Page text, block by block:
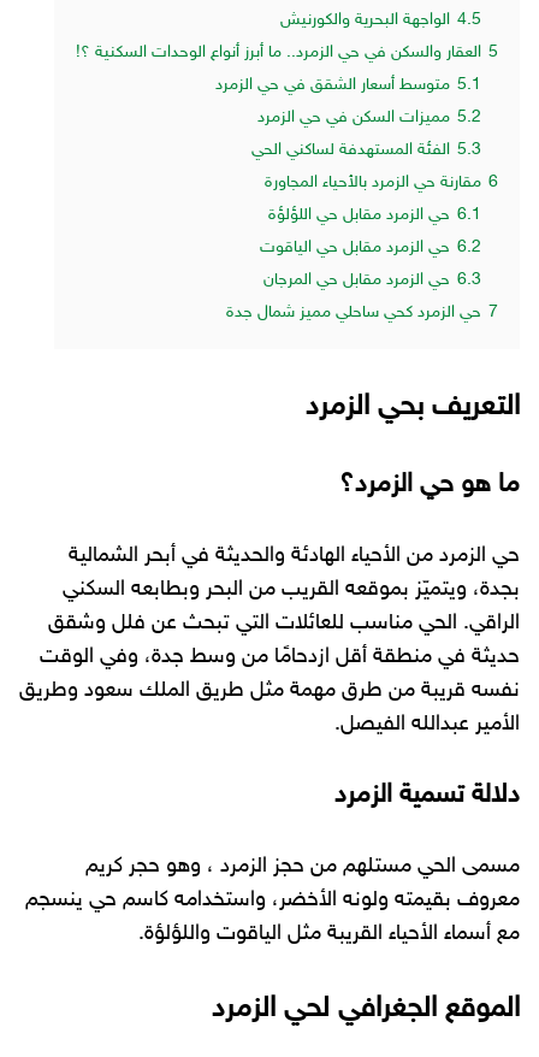
4.5 الواجهة البحرية والكورنيش
5 العقار والسكن في حي الزمرد.. ما أبرز أنواع الوحدات السكنية ؟!
5.1 متوسط أسعار الشقق في حي الزمرد
5.2 مميزات السكن في حي الزمرد
5.3 الفئة المستهدفة لساكني الحي
6 مقارنة حي الزمرد بالأحياء المجاورة
6.1 حي الزمرد مقابل حي اللؤلؤة
6.2 حي الزمرد مقابل حي الياقوت
6.3 حي الزمرد مقابل حي المرجان
7 حي الزمرد كحي ساحلي مميز شمال جدة
التعريف بحي الزمرد
ما هو حي الزمرد؟
حي الزمرد من الأحياء الهادئة والحديثة في أبحر الشمالية
بجدة، ويتميّز بموقعه القريب من البحر وبطابعه السكني
الراقي. الحي مناسب للعائلات التي تبحث عن فلل وشقق
حديثة في منطقة أقل ازدحامًا من وسط جدة، وفي الوقت
نفسه قريبة من طرق مهمة مثل طريق الملك سعود وطريق
الأمير عبدالله الفيصل.
دلالة تسمية الزمرد
مسمى الحي مستلهم من حجز الزمرد ، وهو حجر كريم
معروف بقيمته ولونه الأخضر، واستخدامه كاسم حي ينسجم
مع أسماء الأحياء القريبة مثل الياقوت واللؤلؤة.
الموقع الجغرافي لحي الزمرد